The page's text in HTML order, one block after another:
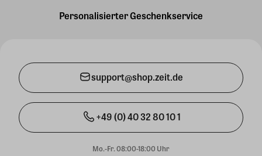
Personalisierter Geschenkservice
support@shop.zeit.de
+49 (0) 40 32 80 10 1
Mo.-Fr. 08:00-18:00 Uhr